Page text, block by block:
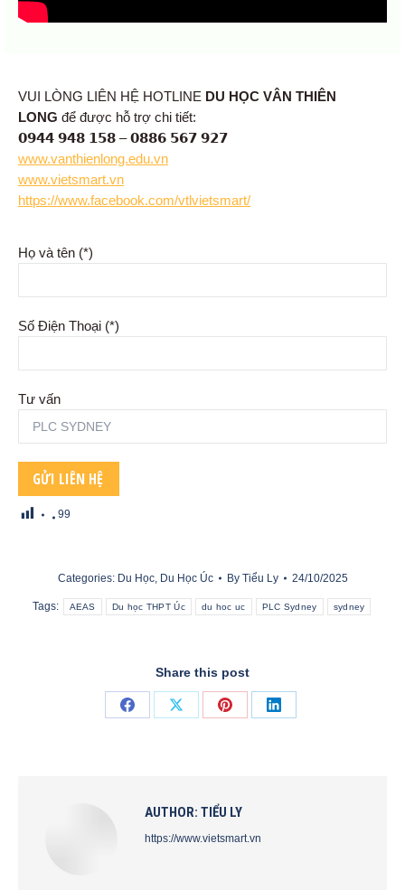
VUI LÒNG LIÊN HỆ HOTLINE DU HỌC VÂN THIÊN
LONG để được hỗ trợ chi tiết:
𝟬𝟵𝟰𝟰 𝟵𝟰𝟴 𝟭𝟱𝟴 – 𝟬𝟴𝟴𝟲 𝟱𝟲𝟳 𝟵𝟮𝟳
www.vanthienlong.edu.vn
www.vietsmart.vn
https://www.facebook.com/vtlvietsmart/
Họ và tên (*)
Số Điện Thoại (*)
Tư vấn
99
Categories: Du Học, Du Học Úc By Tiểu Ly 24/10/2025
Tags: AEAS Du học THPT Úc du hoc uc PLC Sydney sydney
Share this post
Share
Share
Share
Share
AUTHOR: TIỂU LY
https://www.vietsmart.vn